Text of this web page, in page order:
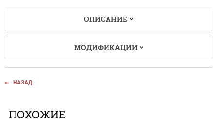
ОПИСАНИЕ
МОДИФИКАЦИИ
НАЗАД
ПОХОЖИЕ